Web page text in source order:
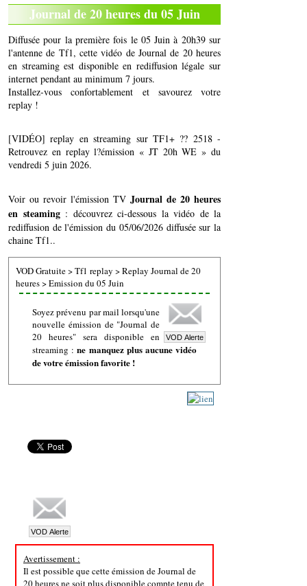
Journal de 20 heures du 05 Juin
Diffusée pour la première fois le 05 Juin à 20h39 sur
l'antenne de Tf1, cette vidéo de Journal de 20 heures
en streaming est disponible en rediffusion légale sur
internet pendant au minimum 7 jours.
Installez-vous confortablement et savourez votre
replay !
[VIDÉO] replay en streaming sur TF1+ ?? 2518 -
Retrouvez en replay l?émission « JT 20h WE » du
vendredi 5 juin 2026.
Voir ou revoir l'émission TV Journal de 20 heures
en steaming: découvrez ci-dessous la vidéo de la
rediffusion de l'émission du 05/06/2026 diffusée sur la
chaine Tf1..
VOD Gratuite>Tf1 replay >Replay Journal de 20
heures>Emission du 05 Juin
Soyez prévenu par mail lorsqu'une
nouvelle émission de "Journal de
20 heures" sera disponible en
streaming :ne manquez plus aucune vidéo
de votre émission favorite !
Avertissement :
Il est possible que cette émission de Journal de
20 heures ne soit plus disponible compte tenu de